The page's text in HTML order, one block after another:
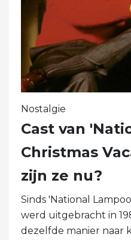
Nostalgie
Cast van
Christmas
zijn ze nu?
Sinds 'National
werd uitgebracht in
dezelfde manier naar